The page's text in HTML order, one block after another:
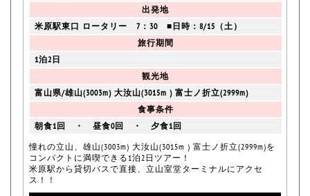
出発地
米原駅東口 ロータリー 7：30 ■日時：8/15（土）
旅行期間
1泊2日
観光地
富山県/雄山(3003m) 大汝山(3015m ) 富士ノ折立(2999m)
食事条件
朝食1回 ・ 昼食0回 ・ 夕食1回
憧れの立山、雄山(3003m) 大汝山(3015m ) 富士ノ折立(2999m)を
コンパクトに満喫できる1泊2日ツアー！
米原駅から貸切バスで直接、立山室堂ターミナルにアクセ
ス！！